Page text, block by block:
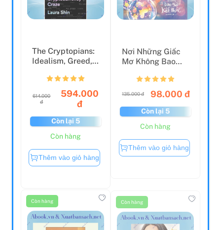
The Cryptopians:
Idealism, Greed,
Ma...
614.000
đ
594.000
đ
Còn lại 5
Còn hàng
Thêm vào giỏ hàng
Nơi Những Giấc
Mơ Không Bao
Giờ Kết Thúc
135.000 đ 98.000 đ
Còn lại 5
Còn hàng
Thêm vào giỏ hàng
Còn hàng Còn hàng